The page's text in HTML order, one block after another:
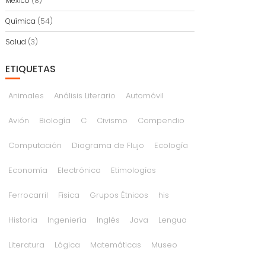
Química (54)
Salud (3)
ETIQUETAS
Animales Análisis Literario Automóvil
Avión Biología C Civismo Compendio
Computación Diagrama de Flujo Ecología
Economía Electrónica Etimologías
Ferrocarril Física Grupos Étnicos his
Historia Ingeniería Inglés Java Lengua
Literatura Lógica Matemáticas Museo